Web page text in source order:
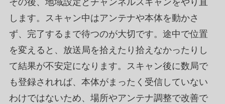
その後、地域設定とチャンネルスキャンをやり直
します。スキャン中はアンテナや本体を動かさ
ず、完了するまで待つのが大切です。途中で位置
を変えると、放送局を拾えたり拾えなかったりし
て結果が不安定になります。スキャン後に数局で
も登録されれば、本体がまったく受信していない
わけではないため、場所やアンテナ調整で改善で